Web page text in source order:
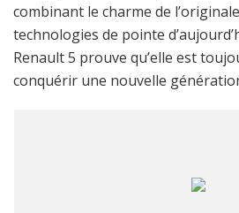
combinant le charme de
technologies de pointe
Renault 5 prouve qu’elle est
conquérir une nouvelle